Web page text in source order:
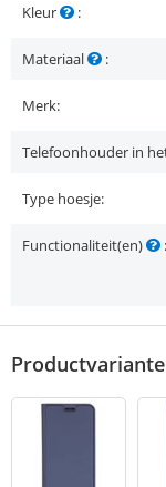
Kleur :
Materiaal :
Merk:
Telefoonhouder in
Type hoesje:
Functionaliteit(en) :